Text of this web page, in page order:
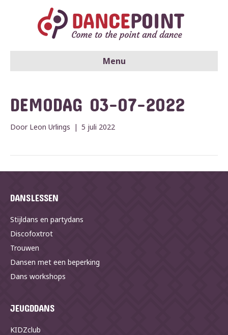
Menu
DEMODAG 03-07-2022
Door Leon Urlings | 5 juli 2022
DANSLESSEN
Stijldans en partydans
Discofoxtrot
Trouwen
Dansen met een beperking
Dans workshops
JEUGDDANS
KIDZclub